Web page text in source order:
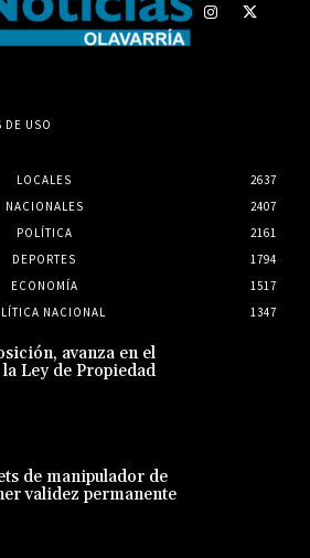
DE USO
LOCALES
2637
NACIONALES
2407
POLÍTICA
2161
DEPORTES
1794
ECONOMÍA
1517
NACIONAL
1347
avanza en el
Ley de Propiedad
de manipulador de
validez permanente